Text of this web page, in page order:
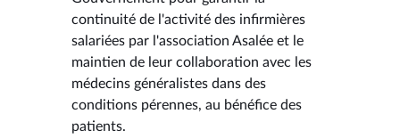
continuité de l'activité des infirmières
salariées par l'association Asalée et le
maintien de leur collaboration avec les
médecins généralistes dans des
conditions pérennes, au bénéfice des
patients.